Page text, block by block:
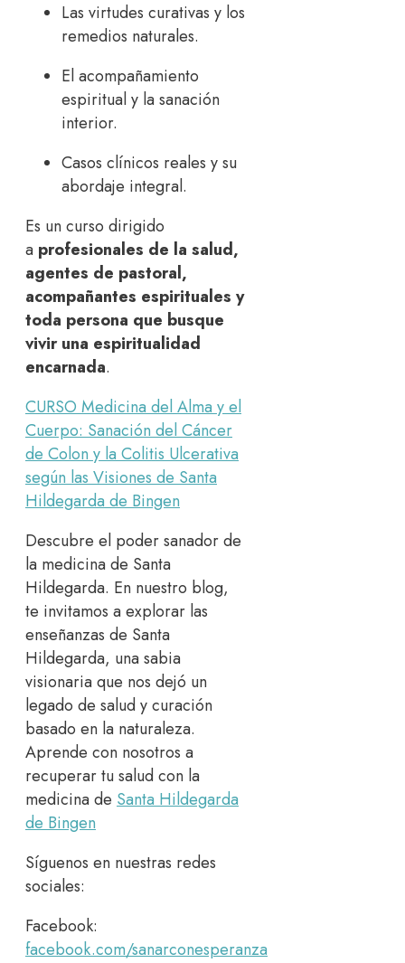
Las virtudes curativas y los
remedios naturales.
El acompañamiento
espiritual y la sanación
interior.
Casos clínicos reales y su
abordaje integral.
Es un curso dirigido
a profesionales de la salud,
agentes de pastoral,
acompañantes espirituales y
toda persona que busque
vivir una espiritualidad
encarnada.
CURSO Medicina del Alma y el
Cuerpo: Sanación del Cáncer
de Colon y la Colitis Ulcerativa
según las Visiones de Santa
Hildegarda de Bingen
Descubre el poder sanador de
la medicina de Santa
Hildegarda. En nuestro blog,
te invitamos a explorar las
enseñanzas de Santa
Hildegarda, una sabia
visionaria que nos dejó un
legado de salud y curación
basado en la naturaleza.
Aprende con nosotros a
recuperar tu salud con la
medicina de Santa Hildegarda
de Bingen
Síguenos en nuestras redes
sociales:
Facebook:
facebook.com/sanarconesperanza